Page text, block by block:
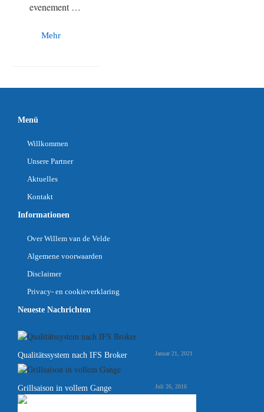
evenement …
Mehr
Menü
Willkommen
Unsere Partner
Aktuelles
Kontakt
Informationen
Over Willem van de Velde
Algemene voorwaarden
Disclaimer
Privacy- en cookieverklaring
Neueste Nachrichten
Qualitätssystem nach IFS Broker Januar 21, 2021
Grillsaison in vollem Gange Juli 26, 2016